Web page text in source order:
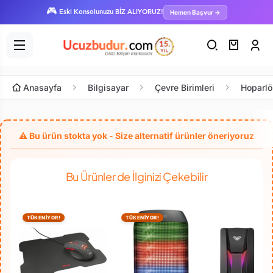
🎮 Eski Konsolunuzu BİZ ALIYORUZ! Hemen Başvur →
Anasayfa Bilgisayar Çevre Birimleri
Bu Ürünler de İlginizi Çekebilir
TÜKENİYOR! TÜKENİYOR!